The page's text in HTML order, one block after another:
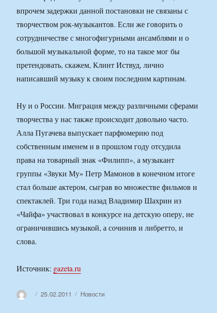
впрочем задержки данной постановки не связаны с
творчеством рок-музыкантов. Если же говорить о
сотрудничестве с многофигурными ансамблями и о
большой музыкальной форме, то на такое мог бы
претендовать, скажем, Клинт Иствуд, лично
написавший музыку к своим последним картинам.
Ну и о России. Миграция между различными сферами
творчества у нас также происходит довольно часто.
Алла Пугачева выпускает парфюмерию под
собственным именем и в прошлом году отсудила
права на товарный знак «Филипп», а музыкант
группы «Звуки Му» Петр Мамонов в конечном итоге
стал больше актером, сыграв во множестве фильмов и
спектаклей. Три года назад Владимир Шахрин из
«Чайфа» участвовал в конкурсе на детскую оперу, не
ограничившись музыкой, а сочинив и либретто, и
слова.
Источник: gazeta.ru
АвторОпубликовано
25.02.2011 Рубрики
Новости